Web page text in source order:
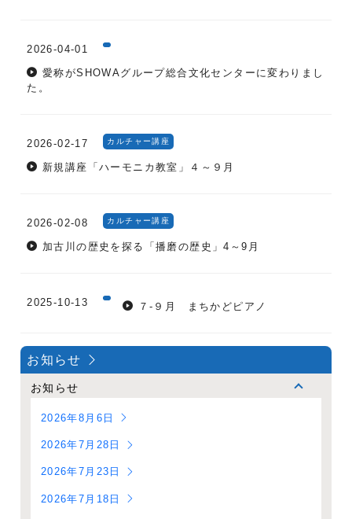
2026-04-01
愛称がSHOWAグループ総合文化センターに変わりまし
た。
2026-02-17 カルチャー講座
新規講座「ハーモニカ教室」４～９月
2026-02-08 カルチャー講座
加古川の歴史を探る「播磨の歴史」4～9月
2025-10-13 ７-９月 まちかどピアノ
お知らせ
お知らせ
2026年8月6日
2026年7月28日
2026年7月23日
2026年7月18日